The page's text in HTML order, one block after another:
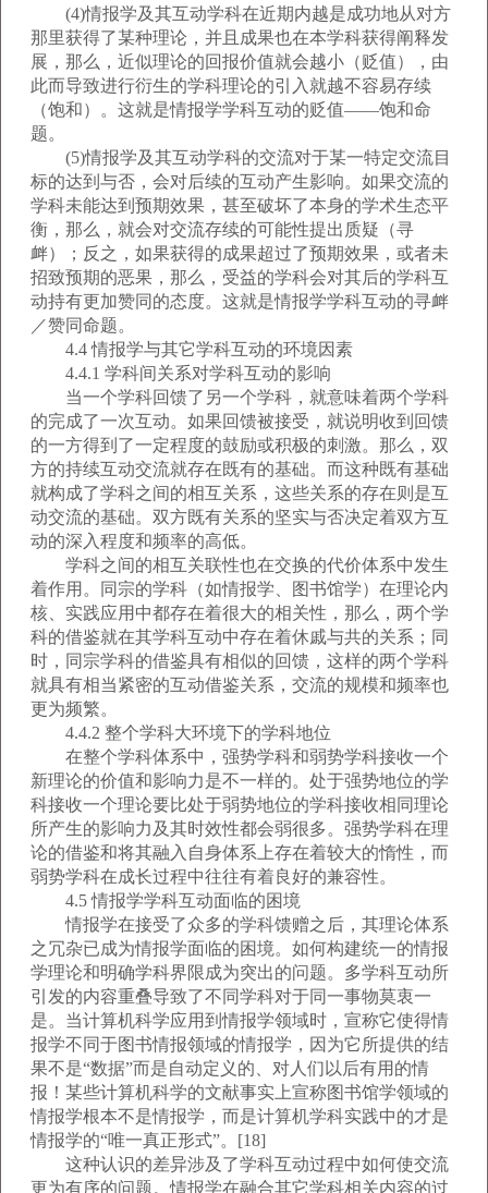
(4)情报学及其互动学科在近期内越是成功地从对方
那里获得了某种理论，并且成果也在本学科获得阐释发
展，那么，近似理论的回报价值就会越小（贬值），由
此而导致进行衍生的学科理论的引入就越不容易存续
（饱和）。这就是情报学学科互动的贬值——饱和命
题。
(5)情报学及其互动学科的交流对于某一特定交流目
标的达到与否，会对后续的互动产生影响。如果交流的
学科未能达到预期效果，甚至破坏了本身的学术生态平
衡，那么，就会对交流存续的可能性提出质疑（寻
衅）；反之，如果获得的成果超过了预期效果，或者未
招致预期的恶果，那么，受益的学科会对其后的学科互
动持有更加赞同的态度。这就是情报学学科互动的寻衅
／赞同命题。
4.4 情报学与其它学科互动的环境因素
4.4.1 学科间关系对学科互动的影响
当一个学科回馈了另一个学科，就意味着两个学科
的完成了一次互动。如果回馈被接受，就说明收到回馈
的一方得到了一定程度的鼓励或积极的刺激。那么，双
方的持续互动交流就存在既有的基础。而这种既有基础
就构成了学科之间的相互关系，这些关系的存在则是互
动交流的基础。双方既有关系的坚实与否决定着双方互
动的深入程度和频率的高低。
学科之间的相互关联性也在交换的代价体系中发生
着作用。同宗的学科（如情报学、图书馆学）在理论内
核、实践应用中都存在着很大的相关性，那么，两个学
科的借鉴就在其学科互动中存在着休戚与共的关系；同
时，同宗学科的借鉴具有相似的回馈，这样的两个学科
就具有相当紧密的互动借鉴关系，交流的规模和频率也
更为频繁。
4.4.2 整个学科大环境下的学科地位
在整个学科体系中，强势学科和弱势学科接收一个
新理论的价值和影响力是不一样的。处于强势地位的学
科接收一个理论要比处于弱势地位的学科接收相同理论
所产生的影响力及其时效性都会弱很多。强势学科在理
论的借鉴和将其融入自身体系上存在着较大的惰性，而
弱势学科在成长过程中往往有着良好的兼容性。
4.5 情报学学科互动面临的困境
情报学在接受了众多的学科馈赠之后，其理论体系
之冗杂已成为情报学面临的困境。如何构建统一的情报
学理论和明确学科界限成为突出的问题。多学科互动所
引发的内容重叠导致了不同学科对于同一事物莫衷一
是。当计算机科学应用到情报学领域时，宣称它使得情
报学不同于图书情报领域的情报学，因为它所提供的结
果不是“数据”而是自动定义的、对人们以后有用的情
报！某些计算机科学的文献事实上宣称图书馆学领域的
情报学根本不是情报学，而是计算机学科实践中的才是
情报学的“唯一真正形式”。[18]
这种认识的差异涉及了学科互动过程中如何使交流
更为有序的问题。情报学在融合其它学科相关内容的过